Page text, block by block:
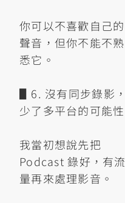
你可以不喜歡自己的
聲音，但你不能不熟
悉它。
▋6. 沒有同步錄影，
少了多平台的可能性
我當初想說先把
Podcast 錄好，有流
量再來處理影音。